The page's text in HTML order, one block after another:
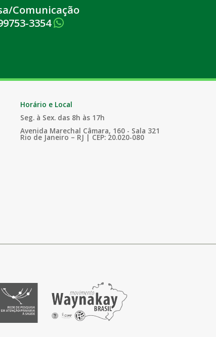
Comunicação
3354
Horário e Local
Seg. à Sex. das 8h às 17h
Avenida Marechal Câmara, 160 - Sala 321
Rio de Janeiro – RJ | CEP: 20.020-080